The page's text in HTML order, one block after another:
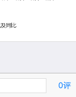
0评